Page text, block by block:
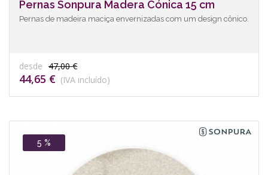
Pernas Sonpura Madera Cónica 15 cm
Pernas de madeira maciça envernizadas com um design cônico.
desde 47,00 €
44,65 € (IVA incluído)
5 %